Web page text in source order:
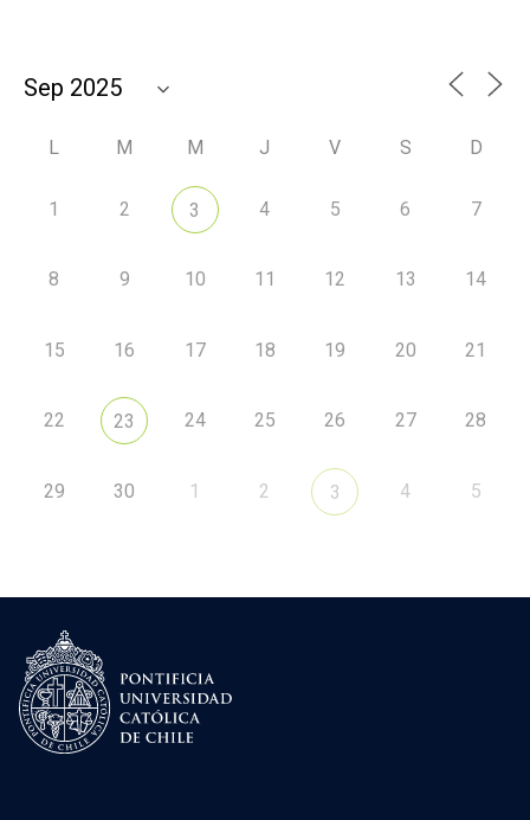
L M M J V S D
1 2 3 4 5 6 7
8 9 10 11 12 13 14
15 16 17 18 19 20 21
22 23 24 25 26 27 28
29 30 1 2 3 4 5